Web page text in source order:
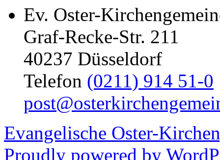
Ev. Oster-
Graf-Recke-Str. 211
40237 Düsseldorf
Telefon (0211) 914 51-0
Evangelische Oster-
Proudly powered by